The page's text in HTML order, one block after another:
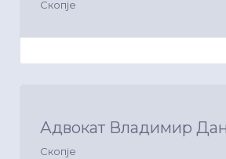
Скопје
Адвокат Владимир
Скопје